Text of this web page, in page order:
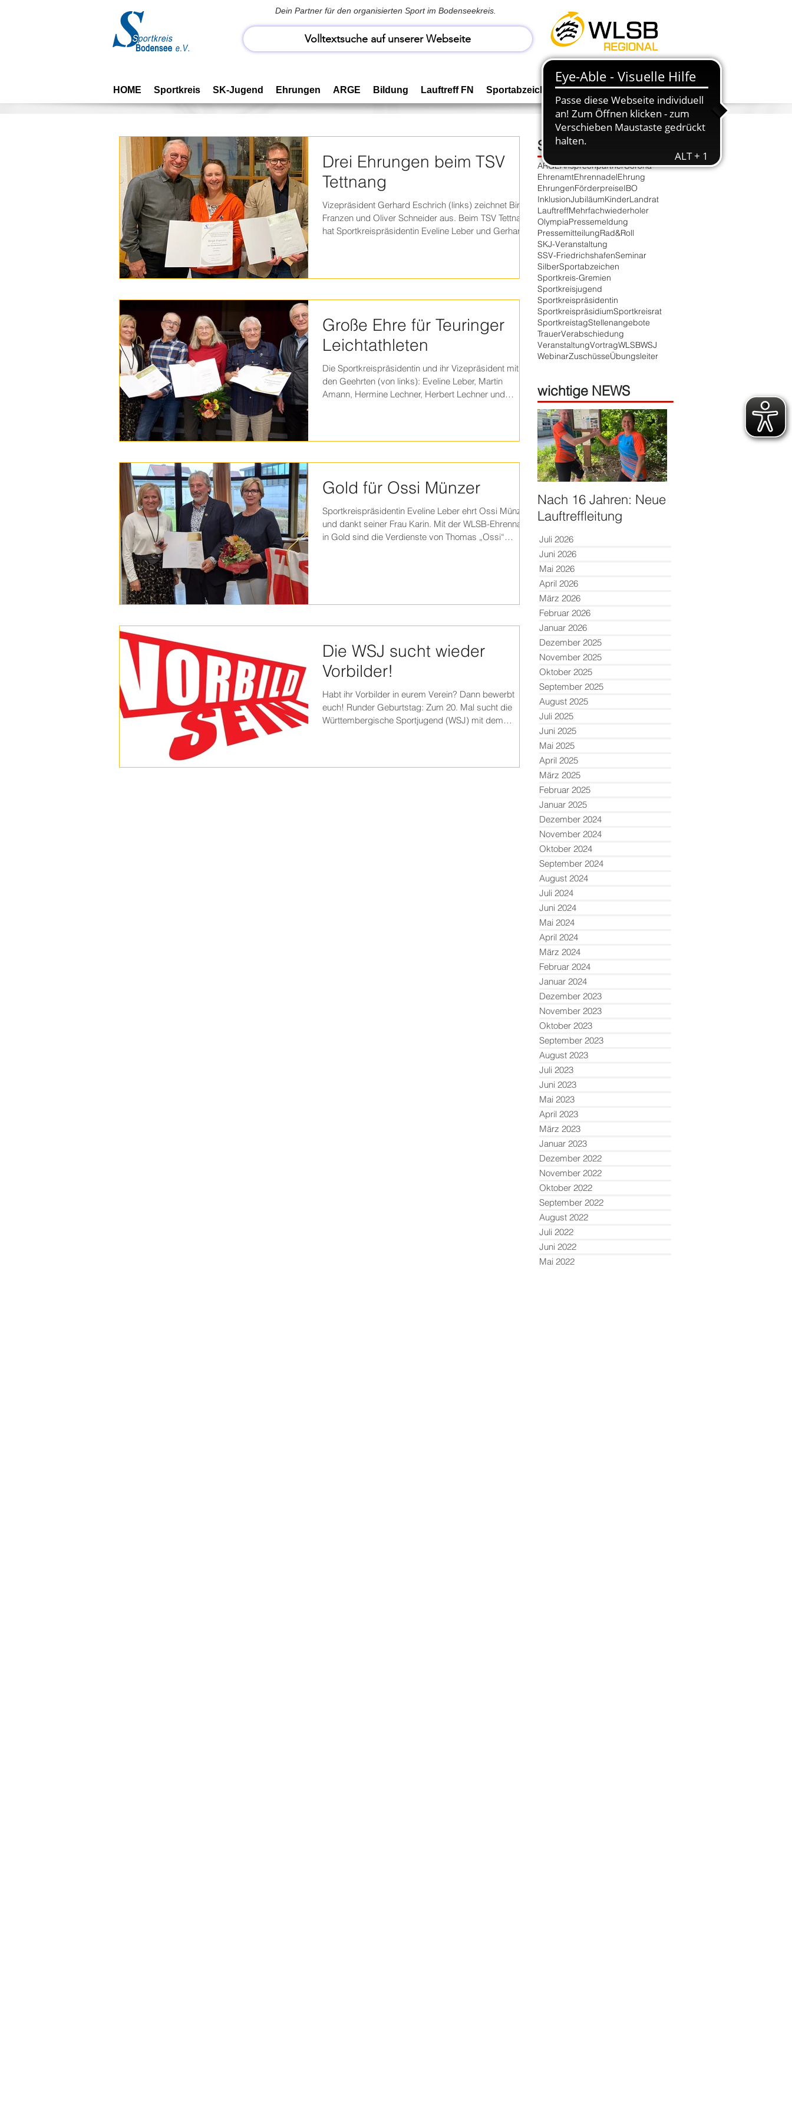
Dein Partner für den organisierten Sport im Bodenseekreis.
Volltextsuche auf unserer Webseite
Anmelden
HOME Sportkreis SK-Jugend Ehrungen ARGE Bildung Lauftreff FN Sportabzeichen Geschäftsstelle NEWS
Drei Ehrungen beim TSV
Tettnang
Vizepräsident Gerhard Eschrich (links) zeichnet Birgit
Franzen und Oliver Schneider aus. Beim TSV Tettnang
hat Sportkreispräsidentin Eveline Leber und Gerhard
ehrenamtliche Engagement von Elke Schömezler
der WLSB-Ehrennadel in Gold. Bereits
Große Ehre für Teuringer
Leichtathleten
Die Sportkreispräsidentin und ihr Vizepräsident mit
den Geehrten (von links): Eveline Leber, Martin
Amann, Hermine Lechner, Herbert Lechner und
die höchste WLSB-Auszeichnung in Gold erhalte
Gold für Ossi Münzer
Sportkreispräsidentin Eveline Leber ehrt Ossi Münzer
und dankt seiner Frau Karin. Mit der WLSB-Ehrennadel
in Gold sind die Verdienste von Thomas „Ossi“
Jahre ehrenamtlich in leitenden Positionen, davon
hat wahrlich viel für seinen Verein getan, bevor e
Die WSJ sucht wieder
Vorbilder!
Habt ihr Vorbilder in eurem Verein? Dann bewerbt
euch! Runder Geburtstag: Zum 20. Mal sucht die
Württembergische Sportjugend (WSJ) mit dem
Schlagwortsuche
ARGEAnsprechpartnerCorona
EhrenamtEhrennadelEhrung
EhrungenFörderpreiseIBO
InklusionJubiläumKinderLandrat
LauftreffMehrfachwiederholer
OlympiaPressemeldung
PressemitteilungRad&Roll
SKJ-Veranstaltung
SSV-FriedrichshafenSeminar
SilberSportabzeichen
Sportkreis-Gremien
Sportkreisjugend
Sportkreispräsidentin
SportkreispräsidiumSportkreisrat
SportkreistagStellenangebote
TrauerVerabschiedung
VeranstaltungVortragWLSBWSJ
WebinarZuschüsseÜbungsleiter
wichtige NEWS
Nach 16 Jahren: Neue
Lauftreffleitung
Juli 2026
Juni 2026
Mai 2026
April 2026
März 2026
Februar 2026
Januar 2026
Dezember 2025
November 2025
Oktober 2025
September 2025
August 2025
Juli 2025
Juni 2025
Mai 2025
April 2025
März 2025
Februar 2025
Januar 2025
Dezember 2024
November 2024
Oktober 2024
September 2024
August 2024
Juli 2024
Juni 2024
Mai 2024
April 2024
März 2024
Februar 2024
Januar 2024
Dezember 2023
November 2023
Oktober 2023
September 2023
August 2023
Juli 2023
Juni 2023
Mai 2023
April 2023
März 2023
Januar 2023
Dezember 2022
November 2022
Oktober 2022
September 2022
August 2022
Juli 2022
Juni 2022
Mai 2022